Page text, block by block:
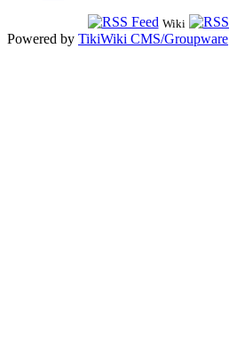
Wiki
Powered by TikiWiki CMS/Groupware